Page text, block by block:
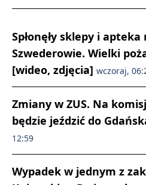
Spłonęły sklepy i
Szwederowie. Wielki
[wideo, zdjęcia] wczoraj,
Zmiany w ZUS. Na
będzie jeździć do
12:59
Wypadek w jednym z